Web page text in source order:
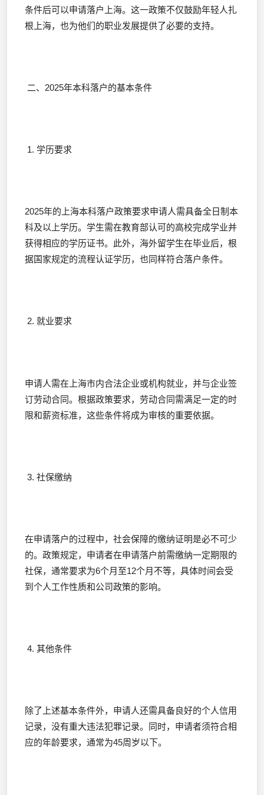
条件后可以申请落户上海。这一政策不仅鼓励年轻人扎
根上海，也为他们的职业发展提供了必要的支持。
二、2025年本科落户的基本条件
1. 学历要求
2025年的上海本科落户政策要求申请人需具备全日制本
科及以上学历。学生需在教育部认可的高校完成学业并
获得相应的学历证书。此外，海外留学生在毕业后，根
据国家规定的流程认证学历，也同样符合落户条件。
2. 就业要求
申请人需在上海市内合法企业或机构就业，并与企业签
订劳动合同。根据政策要求，劳动合同需满足一定的时
限和薪资标准，这些条件将成为审核的重要依据。
3. 社保缴纳
在申请落户的过程中，社会保障的缴纳证明是必不可少
的。政策规定，申请者在申请落户前需缴纳一定期限的
社保，通常要求为6个月至12个月不等，具体时间会受
到个人工作性质和公司政策的影响。
4. 其他条件
除了上述基本条件外，申请人还需具备良好的个人信用
记录，没有重大违法犯罪记录。同时，申请者须符合相
应的年龄要求，通常为45周岁以下。